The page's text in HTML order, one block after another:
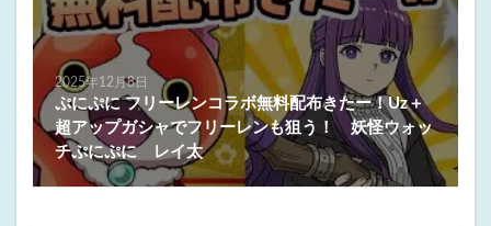
2025年12月8日
ぷにぷに フリーレンコラボ無料配布きたー！Uz＋
超アップガシャでフリーレンも狙う！ 妖怪ウォッ
チぷにぷに レイ太